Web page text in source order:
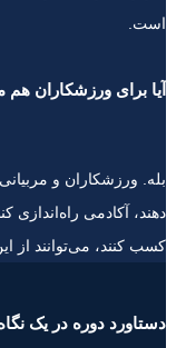
است.
آیا برای ورزشکاران
بله. ورزشکاران و
دهند، آکادمی
کسب کنند، می‌توانند از
دستاورد دوره در یک